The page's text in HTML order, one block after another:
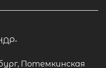
Потемкинская